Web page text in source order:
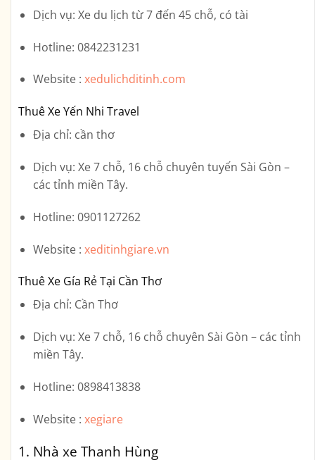
Dịch vụ: Xe du lịch từ 7 đến 45 chỗ, có tài
Hotline: 0842231231
Website : xedulichditinh.com
Thuê Xe Yến Nhi Travel
Địa chỉ: cần thơ
Dịch vụ: Xe 7 chỗ, 16 chỗ chuyên tuyến Sài Gòn –
các tỉnh miền Tây.
Hotline: 0901127262
Website : xeditinhgiare.vn
Thuê Xe Gía Rẻ Tại Cần Thơ
Địa chỉ: Cần Thơ
Dịch vụ: Xe 7 chỗ, 16 chỗ chuyên Sài Gòn – các tỉnh
miền Tây.
Hotline: 0898413838
Website : xegiare
1. Nhà xe Thanh Hùng